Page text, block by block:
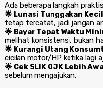
Ada beberapa langkah
🌟 Lunasi Tunggakan Kecil
tetap tercatat, jadi jangan
🌟 Bayar Tepat Waktu
melihat konsistensi, bukan
🌟 Kurangi Utang
cicilan motor/HP ketika lagi
🌟 Cek SLIK OJK Lebih
sebelum mengajukan.